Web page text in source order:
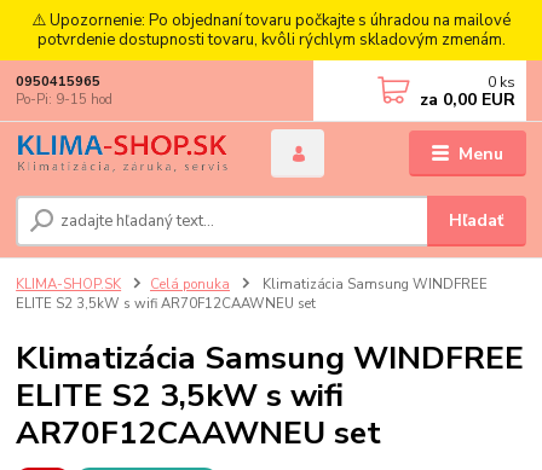
⚠️ Upozornenie: Po objednaní tovaru počkajte s úhradou na mailové
potvrdenie dostupnosti tovaru, kvôli rýchlym skladovým zmenám.
Menu
Hľadať
0950415965
Po-Pi: 9-15 hod
0 ks
za 0,00 EUR
KLIMA-SHOP.SK Celá ponuka
Klimatizácia Samsung WINDFREE
ELITE S2 3,5kW s wifi AR70F12CAAWNEU set
Klimatizácia Samsung WINDFREE
ELITE S2 3,5kW s wifi
AR70F12CAAWNEU set